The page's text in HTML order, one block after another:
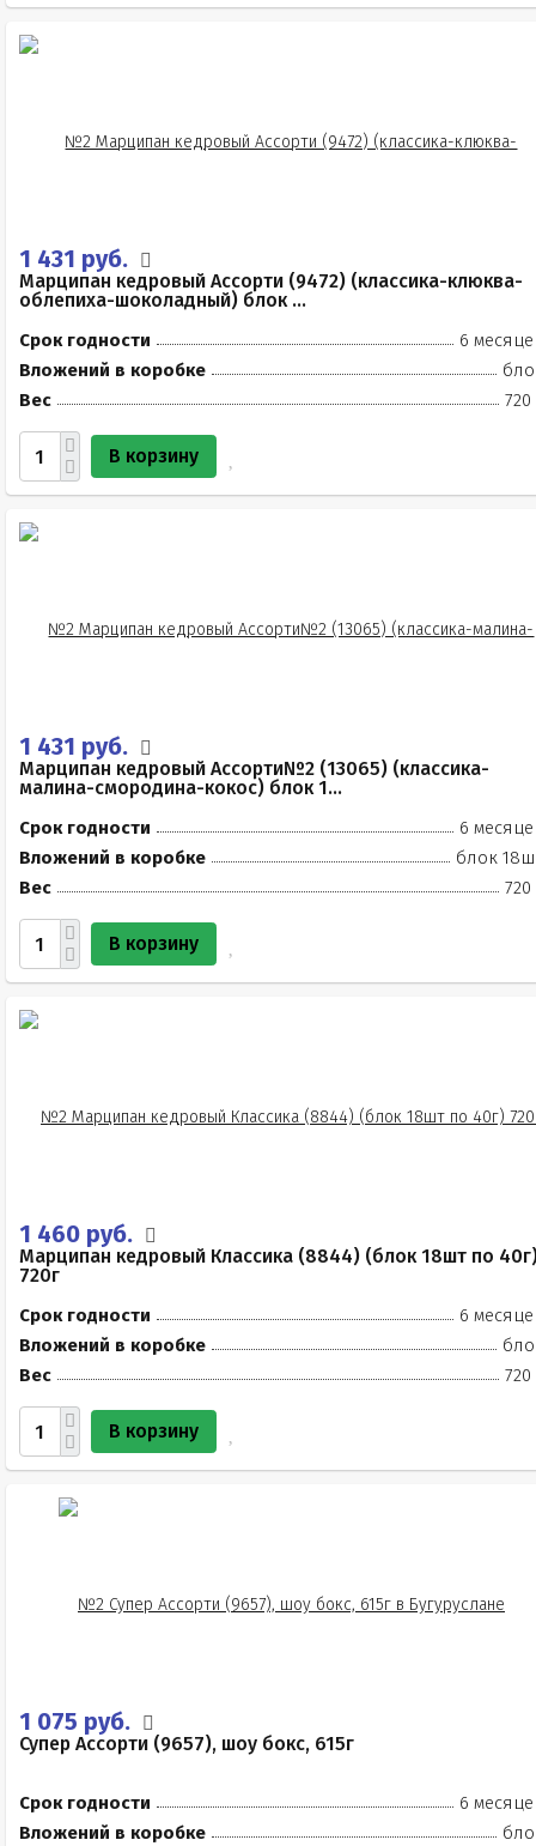
1 431 руб.
Марципан кедровый Ассорти (9472) (классика-клюква-
облепиха-шоколадный) блок ...
Срок годности
6
Вложений в коробке
Вес
720
В корзину
1 431 руб.
Марципан кедровый Ассорти№2 (13065) (классика-
малина-смородина-кокос) блок 1...
Срок годности
6
Вложений в коробке
блок
Вес
720
В корзину
1 460 руб.
Марципан кедровый Классика (8844) (блок 18шт по
720г
Срок годности
6
Вложений в коробке
Вес
720
В корзину
1 075 руб.
Супер Ассорти (9657), шоу бокс, 615г
Срок годности
6
Вложений в коробке